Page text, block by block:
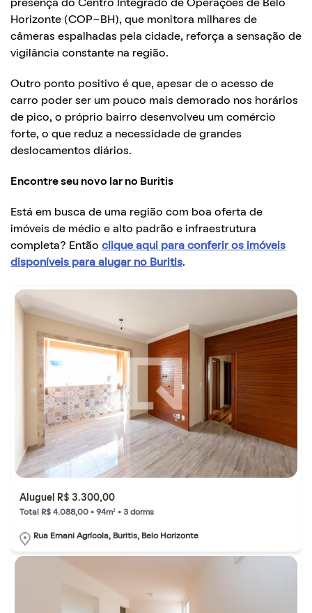
presença do Centro Integrado de Operações de Belo
Horizonte (COP-BH), que monitora milhares de
câmeras espalhadas pela cidade, reforça a sensação de
vigilância constante na região.
Outro ponto positivo é que, apesar de o acesso de
carro poder ser um pouco mais demorado nos horários
de pico, o próprio bairro desenvolveu um comércio
forte, o que reduz a necessidade de grandes
deslocamentos diários.
Encontre seu novo lar no Buritis
Está em busca de uma região com boa oferta de
imóveis de médio e alto padrão e infraestrutura
completa? Então clique aqui para conferir os imóveis
disponíveis para alugar no Buritis.
Aluguel R$ 3.300,00
Total R$ 4.088,00 • 94m² • 3 dorms
Rua Ernani Agrícola, Buritis, Belo Horizonte